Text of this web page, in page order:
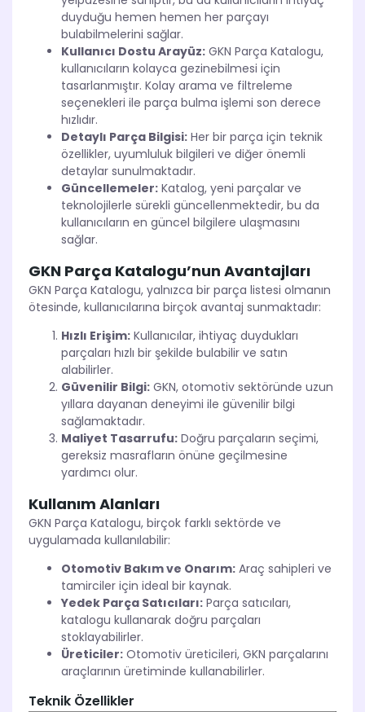
duyduğu hemen hemen her parçayı
bulabilmelerini sağlar.
Kullanıcı Dostu Arayüz: GKN Parça Katalogu,
kullanıcıların kolayca gezinebilmesi için
tasarlanmıştır. Kolay arama ve filtreleme
seçenekleri ile parça bulma işlemi son derece
hızlıdır.
Detaylı Parça Bilgisi: Her bir parça için teknik
özellikler, uyumluluk bilgileri ve diğer önemli
detaylar sunulmaktadır.
Güncellemeler: Katalog, yeni parçalar ve
teknolojilerle sürekli güncellenmektedir, bu da
kullanıcıların en güncel bilgilere ulaşmasını
sağlar.
GKN Parça Katalogu’nun Avantajları
GKN Parça Katalogu, yalnızca bir parça listesi olmanın
ötesinde, kullanıcılarına birçok avantaj sunmaktadır:
Hızlı Erişim: Kullanıcılar, ihtiyaç duydukları
parçaları hızlı bir şekilde bulabilir ve satın
alabilirler.
Güvenilir Bilgi: GKN, otomotiv sektöründe uzun
yıllara dayanan deneyimi ile güvenilir bilgi
sağlamaktadır.
Maliyet Tasarrufu: Doğru parçaların seçimi,
gereksiz masrafların önüne geçilmesine
yardımcı olur.
Kullanım Alanları
GKN Parça Katalogu, birçok farklı sektörde ve
uygulamada kullanılabilir:
Otomotiv Bakım ve Onarım: Araç sahipleri ve
tamirciler için ideal bir kaynak.
Yedek Parça Satıcıları: Parça satıcıları,
katalogu kullanarak doğru parçaları
stoklayabilirler.
Üreticiler: Otomotiv üreticileri, GKN parçalarını
araçlarının üretiminde kullanabilirler.
Teknik Özellikler